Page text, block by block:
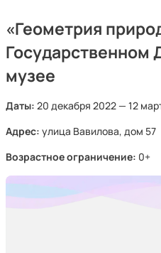
«Геометрия
Государственном
музее
Даты: 20 декабря 2022 — 12
Адрес: улица Вавилова, дом 57
Возрастное ограничение: 0+